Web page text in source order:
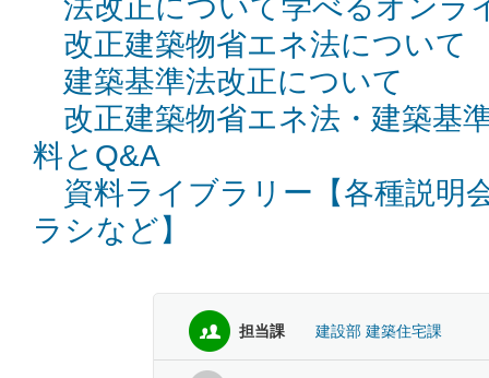
改正建築物省エネ法について
建築基準法改正について
改正建築物省エネ法・建築基
料とQ&A
資料ライブラリー【各種説明
ラシなど】
担当課 建設部 建築住宅課